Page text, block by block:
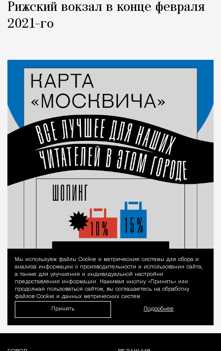
Рижский вокзал в конце февраля
2021-го
Уведомление
Мы используем файлы Сookie и метрические системы для сбора и
анализа информации о производительности и использовании сайта,
а также для улучшения и индивидуальной настройки
предоставления информации. Нажимая кнопку «Принять» или
продолжая пользоваться сайтом, вы соглашаетесь на обработку
файлов Cookie и данных метрических систем.
Принять Подробнее